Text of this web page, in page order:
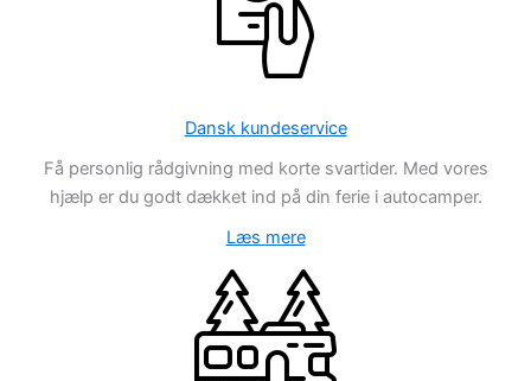
Dansk kundeservice
Få personlig rådgivning med korte svartider. Med vores
hjælp er du godt dækket ind på din ferie i autocamper.
Læs mere